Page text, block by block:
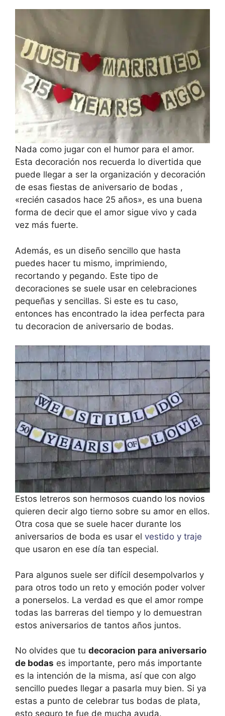
Nada como jugar con el humor para el amor.
Esta decoración nos recuerda lo divertida que
puede llegar a ser la organización y decoración
de esas fiestas de aniversario de bodas ,
«recién casados hace 25 años», es una buena
forma de decir que el amor sigue vivo y cada
vez más fuerte.
Además, es un diseño sencillo que hasta
puedes hacer tu mismo, imprimiendo,
recortando y pegando. Este tipo de
decoraciones se suele usar en celebraciones
pequeñas y sencillas. Si este es tu caso,
entonces has encontrado la idea perfecta para
tu decoracion de aniversario de bodas.
Estos letreros son hermosos cuando los novios
quieren decir algo tierno sobre su amor en ellos.
Otra cosa que se suele hacer durante los
aniversarios de boda es usar el vestido y traje
que usaron en ese día tan especial.
Para algunos suele ser difícil desempolvarlos y
para otros todo un reto y emoción poder volver
a ponerselos. La verdad es que el amor rompe
todas las barreras del tiempo y lo demuestran
estos aniversarios de tantos años juntos.
No olvides que tu decoracion para aniversario
de bodas es importante, pero más importante
es la intención de la misma, así que con algo
sencillo puedes llegar a pasarla muy bien. Si ya
estas a punto de celebrar tus bodas de plata,
esto seguro te fue de mucha ayuda.